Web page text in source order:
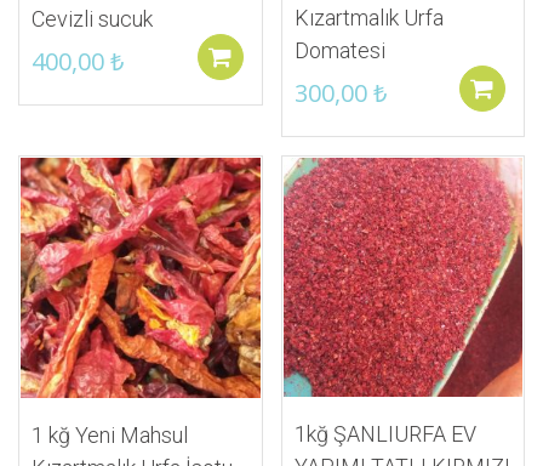
Cevizli sucuk
400,00₺ Sepete ekle
Kızartmalık Urfa
Domatesi
300,00₺
1 kğ Yeni Mahsul
İstek Listeme Ekle
1kğ ŞANLIURFA EV
İstek Listeme Ekle